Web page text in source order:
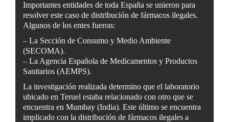
Importantes entidades de toda España se unieron para
resolver este caso de distribución de fármacos ilegales.
Algunos de los entes fueron:
– La Sección de Consumo y Medio Ambiente
(SECOMA).
– La Agencia Española de Medicamentos y Productos
Sanitarios (AEMPS).
La investigación realizada determino que el laboratorio
ubicado en Teruel estaba relacionado con otro que se
encuentra en Mumbay (India). Este último se encuentra
implicado con la distribución de fármacos ilegales a